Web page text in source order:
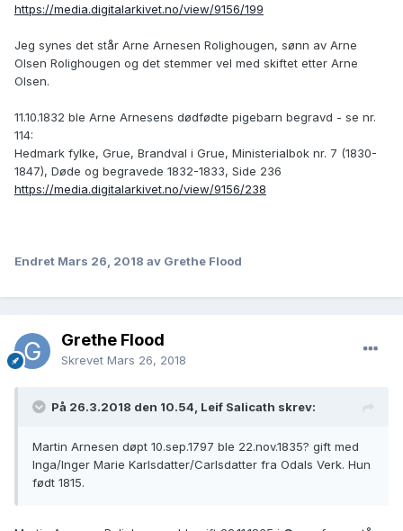
https://media.digitalarkivet.no/view/9156/199
Jeg synes det står Arne Arnesen Rolighougen, sønn av Arne
Olsen Rolighougen og det stemmer vel med skiftet etter Arne
Olsen.
11.10.1832 ble Arne Arnesens dødfødte pigebarn begravd - se nr.
114:
Hedmark fylke, Grue, Brandval i Grue, Ministerialbok nr. 7 (1830-
1847), Døde og begravede 1832-1833, Side 236
https://media.digitalarkivet.no/view/9156/238
Endret Mars 26, 2018 av Grethe Flood
Grethe Flood
Skrevet Mars 26, 2018
På 26.3.2018 den 10.54, Leif Salicath skrev:
Martin Arnesen døpt 10.sep.1797 ble 22.nov.1835? gift med
Inga/Inger Marie Karlsdatter/Carlsdatter fra Odals Verk. Hun
født 1815.